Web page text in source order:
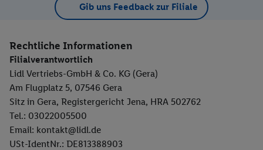
Gib uns Feedback zur Filiale
Rechtliche Informationen
Filialverantwortlich
Lidl Vertriebs-GmbH & Co. KG (Gera)
Am Flugplatz 5, 07546 Gera
Sitz in Gera, Registergericht Jena, HRA 502762
Tel.: 03022005500
Email: kontakt@lidl.de
USt-IdentNr.: DE813388903